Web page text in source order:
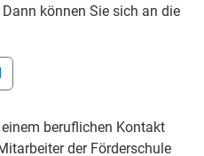
können Sie sich an die
beruflichen Kontakt
der Förderschule